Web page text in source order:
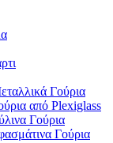
Γούρια
από Plexiglass
Γούρια
Γούρια